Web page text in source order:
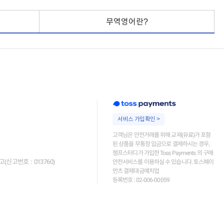
무역영어란?
(신고번호 : 013760)
서비스 가입확인 >
고객님은 안전거래를 위해 교재(유료)가 포함
된 상품을 무통장 입금으로 결제하시는 경우,
챔프스터디가 가입한 Toss Payments 의 구매
안전서비스를 이용하실 수 있습니다. 토스페이
먼츠 결제대금예치업
등록번호 : 02-006-00059